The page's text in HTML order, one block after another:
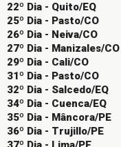
22º Dia - Quito/EQ
25º Dia - Pasto/CO
26º Dia - Neiva/CO
27º Dia - Manizales/CO
29º Dia - Cali/CO
31º Dia - Pasto/CO
32º Dia - Salcedo/EQ
34º Dia - Cuenca/EQ
35º Dia - Mâncora/PE
36º Dia - Trujillo/PE